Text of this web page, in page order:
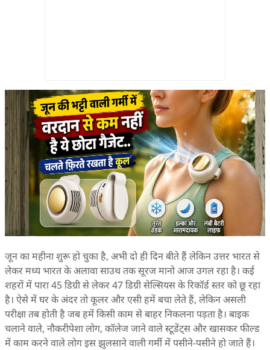
जून का महीना शुरू हो चुका है, अभी दो ही दिन बीते हैं लेकिन उत्तर भारत से
लेकर मध्य भारत के अलावा साउथ तक सूरज मानो आज उगल रहा है। कई
शहरों में पारा 45 डिग्री से लेकर 47 डिग्री सेल्सियस के रिकॉर्ड स्तर को छू रहा
है। ऐसे में घर के अंदर तो कूलर और एसी हमें बचा लेते हैं, लेकिन असली
परीक्षा तब होती है जब हमें किसी काम से बाहर निकलना पड़ता है। बाइक
चलाने वाले, नौकरीपेशा लोग, कॉलेज जाने वाले स्टूडेंट्स और खासकर फील्ड
में काम करने वाले लोग इस झुलसाने वाली गर्मी में पसीने-पसीने हो जाते हैं।